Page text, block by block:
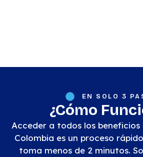
EN SOLO 3
¿Cómo
Acceder a todos los beneficios
Colombia es un proceso
toma menos de 2 minutos.